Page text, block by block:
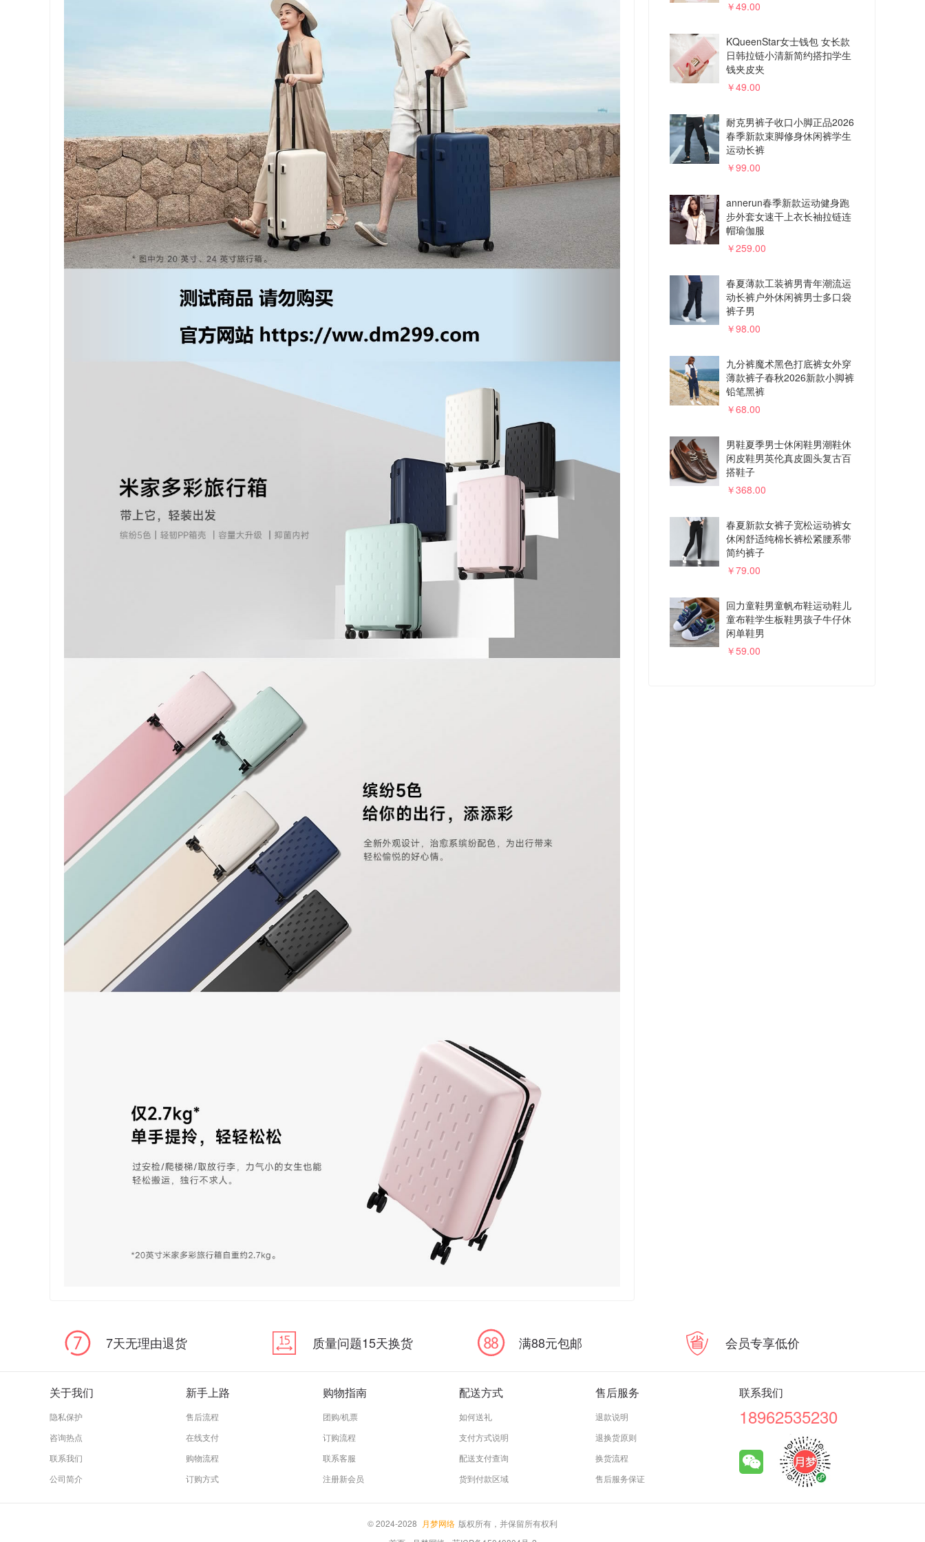
￥49.00
KQueenStar女士钱包 女长款
日韩拉链小清新简约搭扣学生
钱夹皮夹
￥49.00
耐克男裤子收口小脚正品2026
春季新款束脚修身休闲裤学生
运动长裤
￥99.00
annerun春季新款运动健身跑
步外套女速干上衣长袖拉链连
帽瑜伽服
￥259.00
春夏薄款工装裤男青年潮流运
动长裤户外休闲裤男士多口袋
裤子男
￥98.00
九分裤魔术黑色打底裤女外穿
薄款裤子春秋2026新款小脚裤
铅笔黑裤
￥68.00
男鞋夏季男士休闲鞋男潮鞋休
闲皮鞋男英伦真皮圆头复古百
搭鞋子
￥368.00
春夏新款女裤子宽松运动裤女
休闲舒适纯棉长裤松紧腰系带
简约裤子
￥79.00
回力童鞋男童帆布鞋运动鞋儿
童布鞋学生板鞋男孩子牛仔休
闲单鞋男
￥59.00
7天无理由退货 质量问题15天换货 满88元包邮 会员专享低价
关于我们
隐私保护
咨询热点
联系我们
公司简介
新手上路
售后流程
在线支付
购物流程
订购方式
购物指南
团购/机票
订购流程
联系客服
注册新会员
配送方式
如何送礼
支付方式说明
配送支付查询
货到付款区域
售后服务
退款说明
退换货原则
换货流程
售后服务保证
联系我们
18962535230
© 2024-2028 月梦网络 版权所有，并保留所有权利